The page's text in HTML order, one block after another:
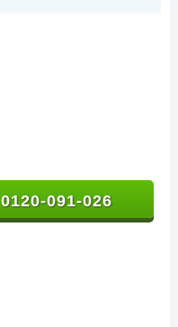
0120-091-026